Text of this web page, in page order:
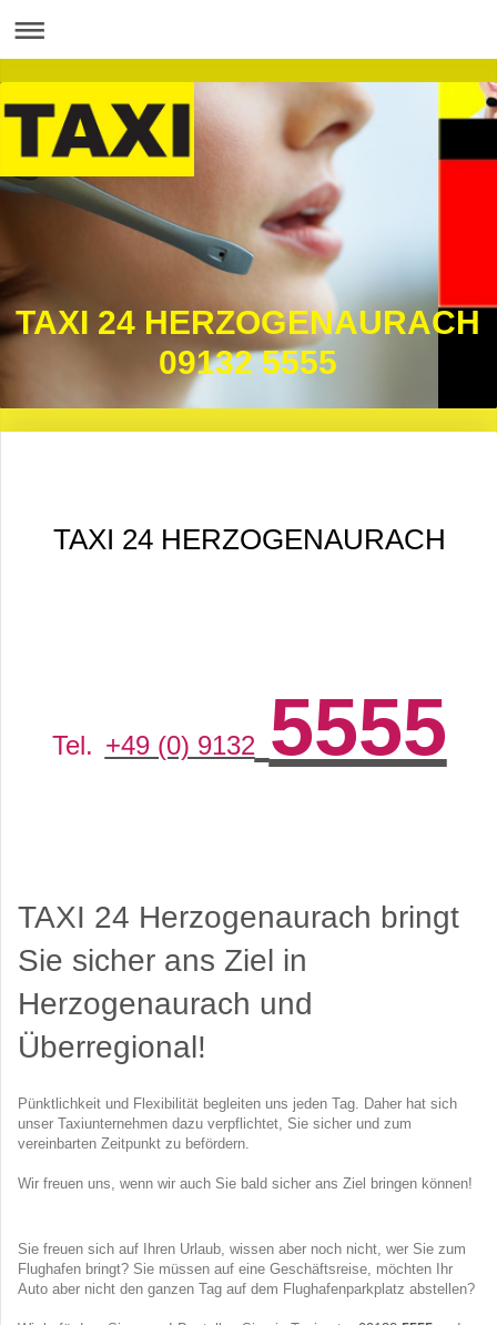
TAXI 24 HERZOGENAURACH
09132 5555
TAXI 24 HERZOGENAURACH
Tel. +49 (0) 9132 5555
TAXI 24 Herzogenaurach bringt
Sie sicher ans Ziel in
Herzogenaurach und
Überregional!
Pünktlichkeit und Flexibilität begleiten uns jeden Tag. Daher hat sich
unser Taxiunternehmen dazu verpflichtet, Sie sicher und zum
vereinbarten Zeitpunkt zu befördern.
Wir freuen uns, wenn wir auch Sie bald sicher ans Ziel bringen können!
Sie freuen sich auf Ihren Urlaub, wissen aber noch nicht, wer Sie zum
Flughafen bringt? Sie müssen auf eine Geschäftsreise, möchten Ihr
Auto aber nicht den ganzen Tag auf dem Flughafenparkplatz abstellen?